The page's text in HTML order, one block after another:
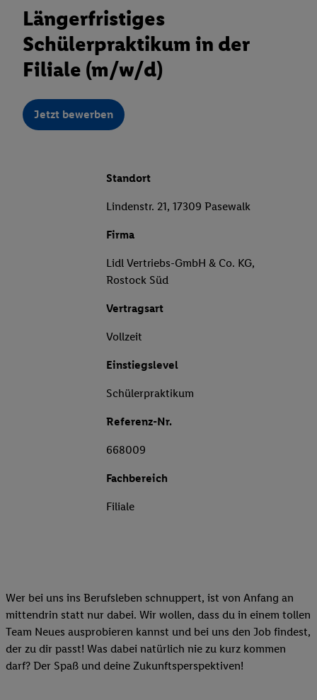
Längerfristiges
Schülerpraktikum in der
Filiale (m/w/d)
Jetzt bewerben
Standort
Lindenstr. 21, 17309 Pasewalk
Firma
Lidl Vertriebs-GmbH & Co. KG,
Rostock Süd
Vertragsart
Vollzeit
Einstiegslevel
Schülerpraktikum
Referenz-Nr.
668009
Fachbereich
Filiale
Wer bei uns ins Berufsleben schnuppert, ist von Anfang an
mittendrin statt nur dabei. Wir wollen, dass du in einem tollen
Team Neues ausprobieren kannst und bei uns den Job findest,
der zu dir passt! Was dabei natürlich nie zu kurz kommen
darf? Der Spaß und deine Zukunftsperspektiven!